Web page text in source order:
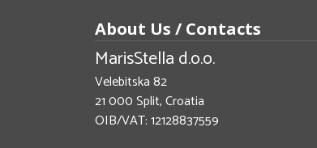
About Us / Contacts
MarisStella d.o.o.
Velebitska 82
21 000 Split, Croatia
OIB/VAT: 12128837559